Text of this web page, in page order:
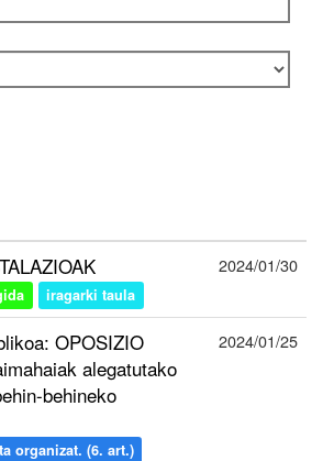
iragarki taula
2024/01/30
OPOSIZIO
alegatutako
behineko
organizat. (6. art.)
2024/01/25